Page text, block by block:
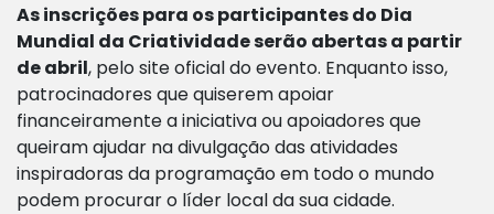
As inscrições para os participantes do Dia
Mundial da Criatividade serão abertas a partir
de abril, pelo site oficial do evento. Enquanto isso,
patrocinadores que quiserem apoiar
financeiramente a iniciativa ou apoiadores que
queiram ajudar na divulgação das atividades
inspiradoras da programação em todo o mundo
podem procurar o líder local da sua cidade.